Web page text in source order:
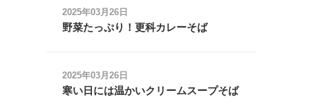
2025年03月26日
野菜たっぷり！更科カレーそば
2025年03月26日
寒い日には温かいクリームスープそば